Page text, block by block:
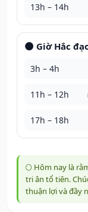
13h – 14h
🌑 Giờ Hắc
3h – 4h
11h – 12h
17h – 18h
🌕 Hôm nay là
tri ân tổ tiên.
thuận lợi và đầy